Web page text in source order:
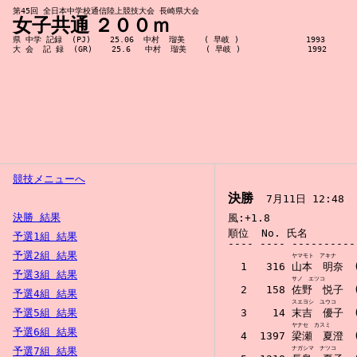
第45回 全日本中学校通信陸上競技大会 長崎県大会
女子共通 ２００ｍ
県 中学 記録  (PJ)    25.06  中村  瑠美    ( 早岐 )              1993
競技メニューへ
決勝 結果
予選1組 結果
予選2組 結果
予選3組 結果
予選4組 結果
予選5組 結果
予選6組 結果
予選7組 結果
決勝
  7月11日 12:48
順位  No. 氏名
---- ----
ヤマモト　アキナ
1   316 山本　明奈
サノ　エツコ
2   158 佐野　悦子
スエヨシ　ユウコ
3    14 末吉　優子
ヤナセ　カスミ
4  1397 梁瀬　夏澄
ナガシマ　ナツコ